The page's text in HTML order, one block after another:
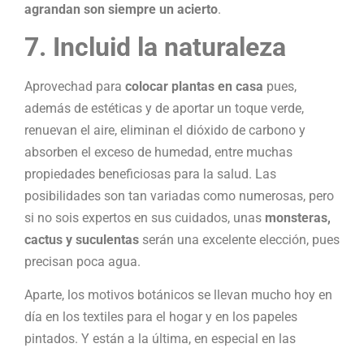
agrandan son siempre un acierto.
7. Incluid la naturaleza
Aprovechad para colocar plantas en casa pues,
además de estéticas y de aportar un toque verde,
renuevan el aire, eliminan el dióxido de carbono y
absorben el exceso de humedad, entre muchas
propiedades beneficiosas para la salud. Las
posibilidades son tan variadas como numerosas, pero
si no sois expertos en sus cuidados, unas monsteras,
cactus y suculentas serán una excelente elección, pues
precisan poca agua.
Aparte, los motivos botánicos se llevan mucho hoy en
día en los textiles para el hogar y en los papeles
pintados. Y están a la última, en especial en las